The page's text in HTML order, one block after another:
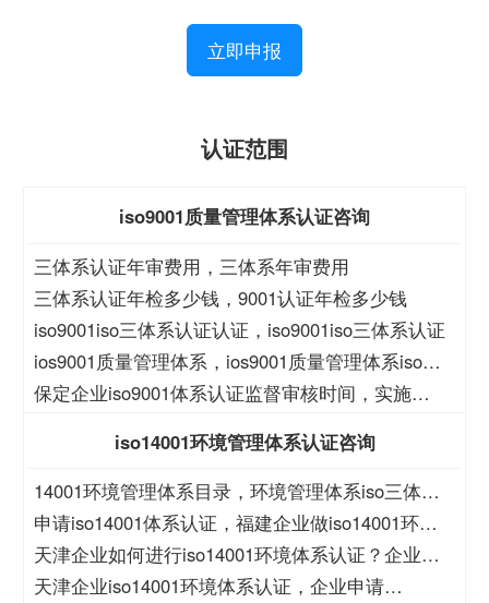
立即申报
认证范围
iso9001质量管理体系认证咨询
三体系认证年审费用，三体系年审费用
三体系认证年检多少钱，9001认证年检多少钱
iso9001iso三体系认证认证，iso9001iso三体系认证
ios9001质量管理体系，ios9001质量管理体系iso三
体系认证
保定企业iso9001体系认证监督审核时间，实施
iso14001环境管理体系认证咨询
14001环境管理体系目录，环境管理体系iso三体系
认证目录
申请iso14001体系认证，福建企业做iso14001环境
体系认证
天津企业如何进行iso14001环境体系认证？企业如
何申请iso14001认证？
天津企业iso14001环境体系认证，企业申请